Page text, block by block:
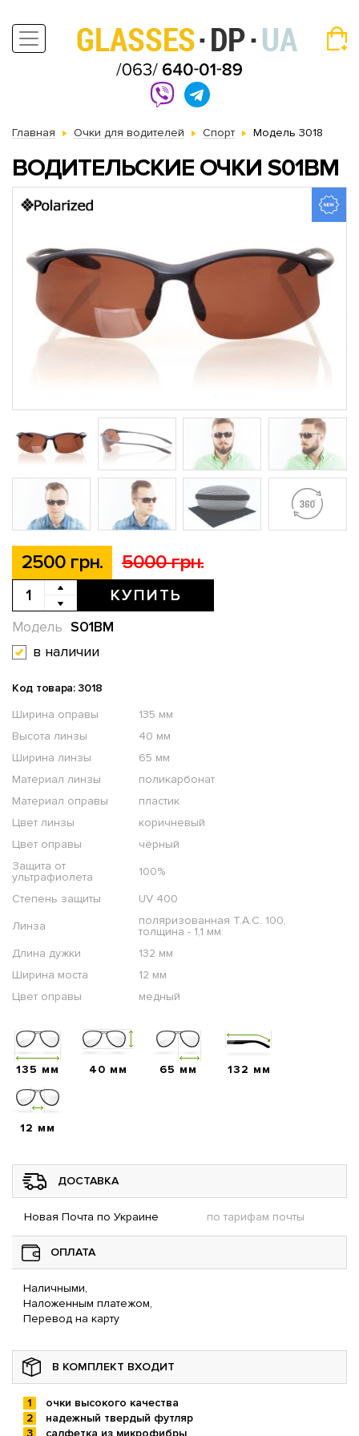
Главная Очки для водителей Спорт Модель 3018
ВОДИТЕЛЬСКИЕ ОЧКИ S01BM
2500 грн. 5000 грн.
КУПИТЬ
S01BM
Модель
в наличии
Код товара: 3018
Ширина оправы
135 мм
Высота линзы
40 мм
Ширина линзы
65 мм
Материал линзы
поликарбонат
Материал оправы
пластик
Цвет линзы
коричневый
Цвет оправы
чёрный
Защита от
ультрафиолета
100%
Степень защиты
UV 400
Линза
поляризованная T.A.C. 100,
толщина - 1,1 мм.
Длина дужки
132 мм
Ширина моста
12 мм
Цвет оправы
медный
135 мм 40 мм 65 мм 132 мм
12 мм
ДОСТАВКА
Новая Почта по Украине по тарифам почты
ОПЛАТА
Наличными,
Наложенным платежом,
Перевод на карту
В КОМПЛЕКТ ВХОДИТ
очки высокого качества
надежный твердый футляр